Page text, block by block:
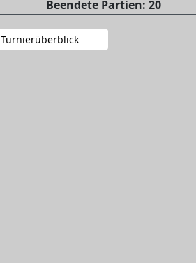
Beendete Partien: 20
Turnierüberblick